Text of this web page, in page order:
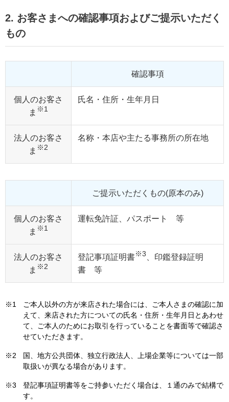
2. お客さまへの確認事項およびご提示いただく
もの
確認事項
個人のお客さ
ま ※1
氏名・住所・生年月日
法人のお客さ
ま ※2
名称・本店や主たる事務所の所在地
ご提示いただくもの(原本のみ)
個人のお客さ
ま ※1
運転免許証、パスポート 等
法人のお客さ
ま ※2
登記事項証明書※3
、印鑑登録証明
書 等
※1
ご本人以外の方が来店された場合には、ご本人さまの確認に加
えて、来店された方についての氏名・住所・生年月日とあわせ
て、ご本人のためにお取引を行っていることを書面等で確認さ
せていただきます。
※2
国、地方公共団体、独立行政法人、上場企業等については一部
取扱いが異なる場合があります。
※3
登記事項証明書等をご持参いただく場合は、１通のみで結構で
す。